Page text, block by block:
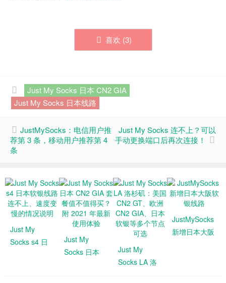
喜欢 (3)
Just My Socks 日本 CN2 GIA
Just My Socks 日本线路
JustMySocks：电信用户推
荐第 3 条，移动用户推荐第 4
条
Just My Socks 连不上？可以
手动更换端口后再次连接！
Just My
Socks s4 日
Just My
Socks 日本
Just My
Socks LA 洛
JustMySocks
新增日本大阪